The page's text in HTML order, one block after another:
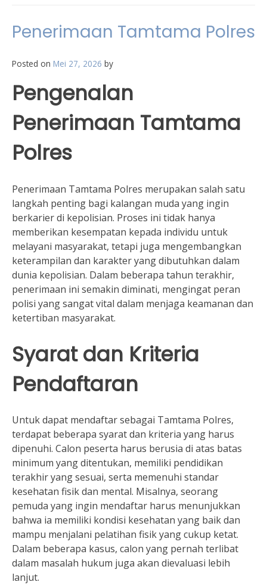
Penerimaan Tamtama Polres
Posted on Mei 27, 2026 by
Pengenalan
Penerimaan Tamtama
Polres
Penerimaan Tamtama Polres merupakan salah satu
langkah penting bagi kalangan muda yang ingin
berkarier di kepolisian. Proses ini tidak hanya
memberikan kesempatan kepada individu untuk
melayani masyarakat, tetapi juga mengembangkan
keterampilan dan karakter yang dibutuhkan dalam
dunia kepolisian. Dalam beberapa tahun terakhir,
penerimaan ini semakin diminati, mengingat peran
polisi yang sangat vital dalam menjaga keamanan dan
ketertiban masyarakat.
Syarat dan Kriteria
Pendaftaran
Untuk dapat mendaftar sebagai Tamtama Polres,
terdapat beberapa syarat dan kriteria yang harus
dipenuhi. Calon peserta harus berusia di atas batas
minimum yang ditentukan, memiliki pendidikan
terakhir yang sesuai, serta memenuhi standar
kesehatan fisik dan mental. Misalnya, seorang
pemuda yang ingin mendaftar harus menunjukkan
bahwa ia memiliki kondisi kesehatan yang baik dan
mampu menjalani pelatihan fisik yang cukup ketat.
Dalam beberapa kasus, calon yang pernah terlibat
dalam masalah hukum juga akan dievaluasi lebih
lanjut.